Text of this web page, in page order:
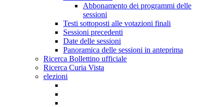
Abbonamento dei programmi delle
sessioni
Testi sottoposti alle votazioni finali
Sessioni precedenti
Date delle sessioni
Panoramica delle sessioni in anteprima
Ricerca Bollettino ufficiale
Ricerca Curia Vista
elezioni